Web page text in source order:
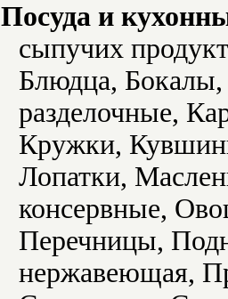
Посуда и
сыпучих
Блюдца,
разделочные,
Кружки,
Лопатки,
консервные,
Перечницы,
нержавеющая,